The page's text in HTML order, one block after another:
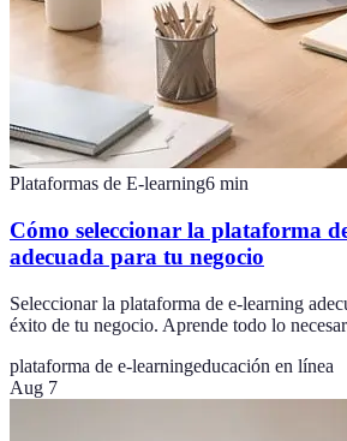
Plataformas de E-learning6 min
Cómo seleccionar la plataforma
adecuada para tu negocio
Seleccionar la plataforma de e-learning
éxito de tu negocio. Aprende todo lo
plataforma de e-learningeducación en línea
Aug 7